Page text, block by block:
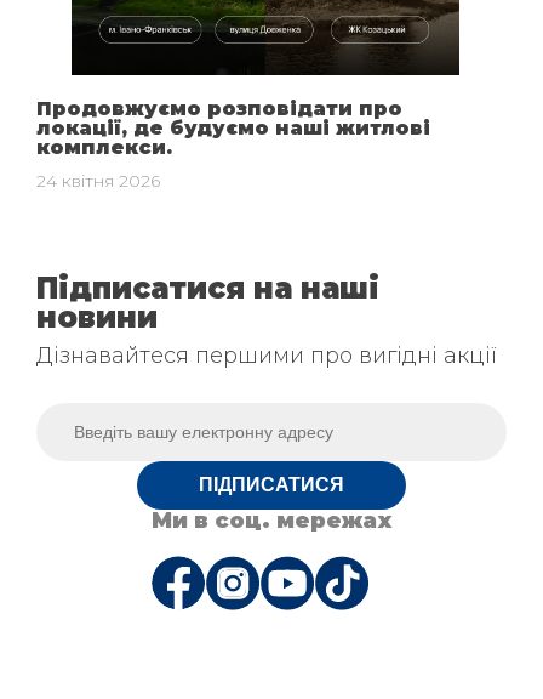
Продовжуємо розповідати про
локації, де будуємо наші житлові
комплекси.
24 квітня 2026
Підписатися на наші
новини
Дізнавайтеся першими про вигідні акції
ПІДПИСАТИСЯ
Ми в соц. мережах